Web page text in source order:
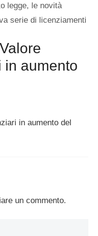
legge, le novità
serie di licenziamenti
in aumento
in aumento del
un commento.